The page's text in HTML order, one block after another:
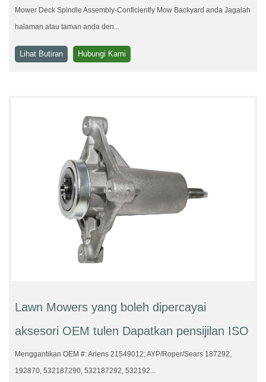
Mower Deck Spindle Assembly-Conficiently Mow Backyard anda Jagalah
halaman atau taman anda den...
Lihat Butiran Hubungi Kami
Lawn Mowers yang boleh dipercayai
aksesori OEM tulen Dapatkan pensijilan ISO
Menggantikan OEM #: Ariens 21549012; AYP/Roper/Sears 187292,
192870, 532187290, 532187292, 532192...